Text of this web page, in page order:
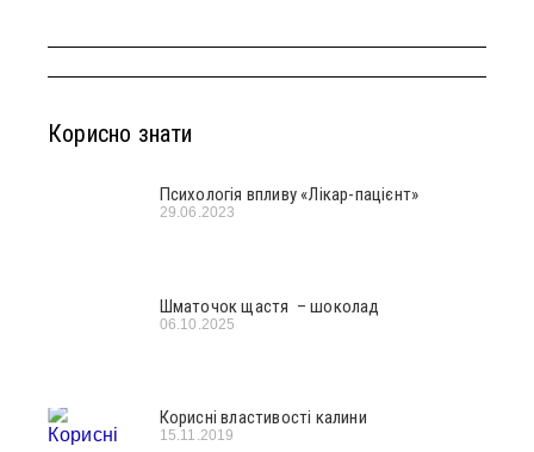
Корисно знати
Психологія впливу «Лікар-пацієнт»
29.06.2023
Шматочок щастя – шоколад
06.10.2025
Корисні властивості калини
15.11.2019